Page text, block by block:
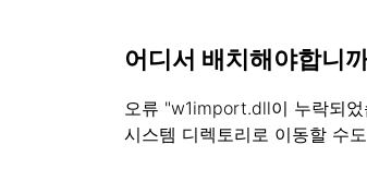
어디서 배치해야합니
오류 "w1import.dll이 누락되
시스템 디렉토리로 이동할 수